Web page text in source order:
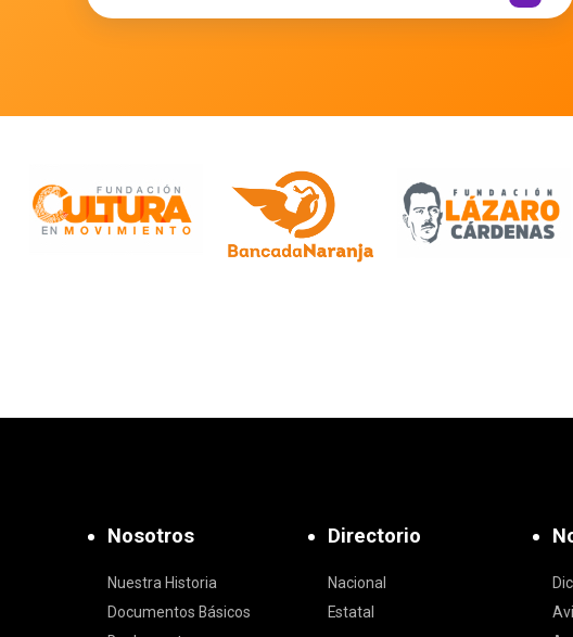
Nosotros
Nuestra Historia
Documentos Básicos
Directorio
Nacional
Estatal